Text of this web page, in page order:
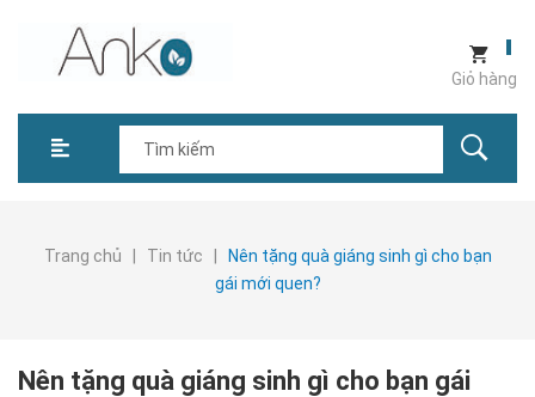
Giỏ hàng
Trang chủ Tin tức
Nên tặng quà giáng sinh gì cho bạn
gái mới quen?
Nên tặng quà giáng sinh gì cho bạn gái